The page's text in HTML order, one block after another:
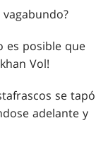
es posible que
Vol!
se tapó
adelante y